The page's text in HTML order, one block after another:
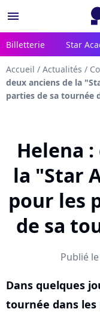
menu
Billetterie Star
Accueil / Actualités /
deux anciens de la
parties de sa tournée
Helena
la "Star
pour les
de sa
Publié
Dans quelques
tournée dans les